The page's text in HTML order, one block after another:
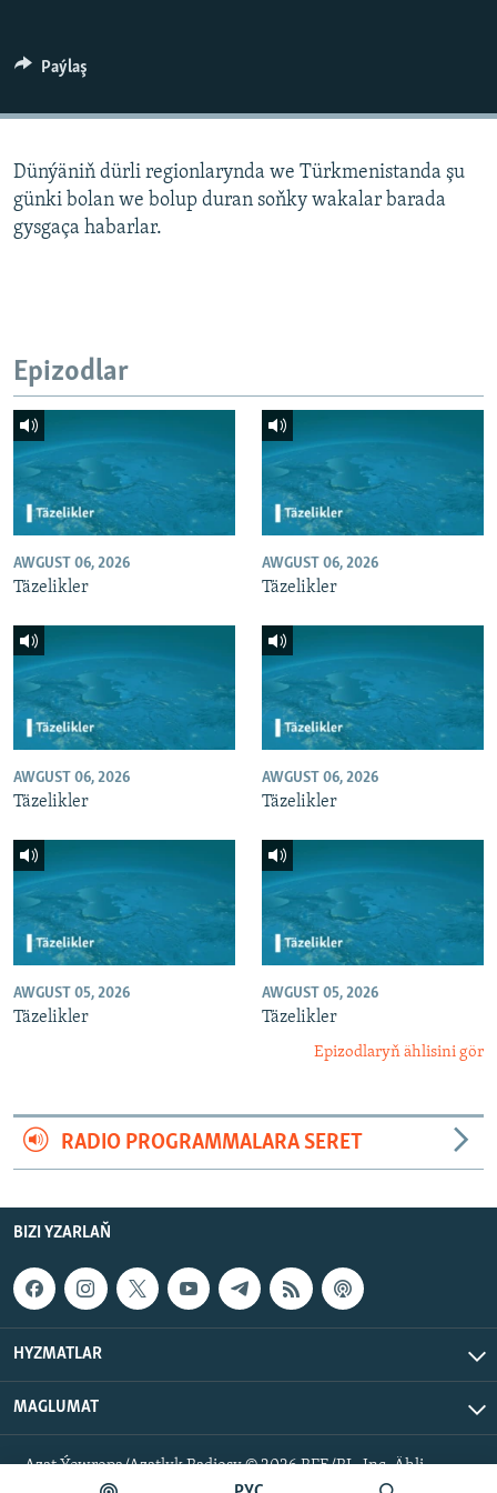
Paýlaş
Dünýäniň dürli regionlarynda we Türkmenistanda şu
günki bolan we bolup duran soňky wakalar barada
gysgaça habarlar.
Epizodlar
AWGUST 06, 2026
Täzelikler
AWGUST 06, 2026
Täzelikler
AWGUST 06, 2026
Täzelikler
AWGUST 06, 2026
Täzelikler
AWGUST 05, 2026
Täzelikler
AWGUST 05, 2026
Täzelikler
Epizodlaryň ählisini gör
RADIO PROGRAMMALARA SERET
BIZI YZARLAŇ
HYZMATLAR
MAGLUMAT
Azat Ýewropa/Azatlyk Radiosy © 2026 RFE/RL, Inc. Ähli
hukuklar goralan.